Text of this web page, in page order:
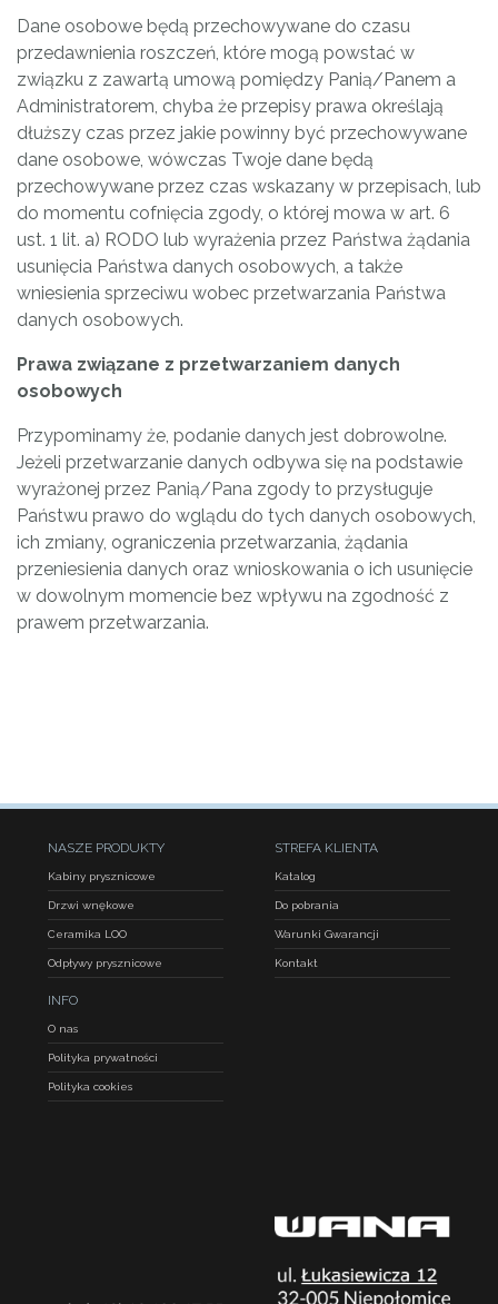
Dane osobowe będą przechowywane do czasu
przedawnienia roszczeń, które mogą powstać w
związku z zawartą umową pomiędzy Panią/Panem a
Administratorem, chyba że przepisy prawa określają
dłuższy czas przez jakie powinny być przechowywane
dane osobowe, wówczas Twoje dane będą
przechowywane przez czas wskazany w przepisach, lub
do momentu cofnięcia zgody, o której mowa w art. 6
ust. 1 lit. a) RODO lub wyrażenia przez Państwa żądania
usunięcia Państwa danych osobowych, a także
wniesienia sprzeciwu wobec przetwarzania Państwa
danych osobowych.
Prawa związane z przetwarzaniem danych
osobowych
Przypominamy że, podanie danych jest dobrowolne.
Jeżeli przetwarzanie danych odbywa się na podstawie
wyrażonej przez Panią/Pana zgody to przysługuje
Państwu prawo do wglądu do tych danych osobowych,
ich zmiany, ograniczenia przetwarzania, żądania
przeniesienia danych oraz wnioskowania o ich usunięcie
w dowolnym momencie bez wpływu na zgodność z
prawem przetwarzania.
NASZE PRODUKTY
Kabiny prysznicowe
Drzwi wnękowe
Ceramika LOO
Odpływy prysznicowe
STREFA KLIENTA
Katalog
Do pobrania
Warunki Gwarancji
Kontakt
INFO
O nas
Polityka prywatności
Polityka cookies